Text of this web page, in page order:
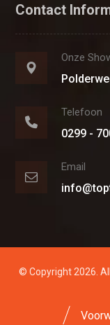
Contact
Onze
Telefoon
0299 -
Email
© Copyright 2026.